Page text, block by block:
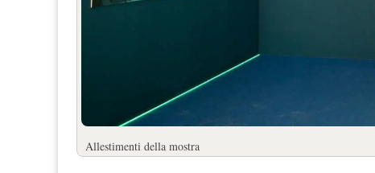
Allestimenti della mostra